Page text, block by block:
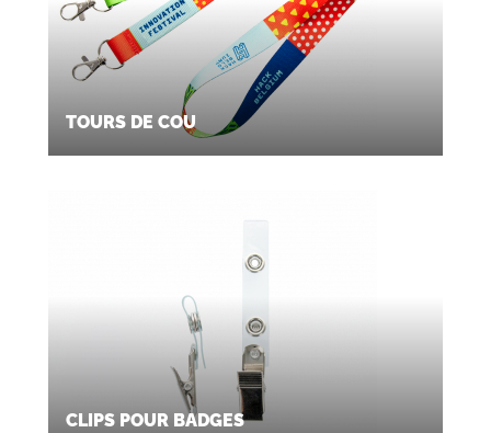
TOURS DE COU
CLIPS POUR BADGES